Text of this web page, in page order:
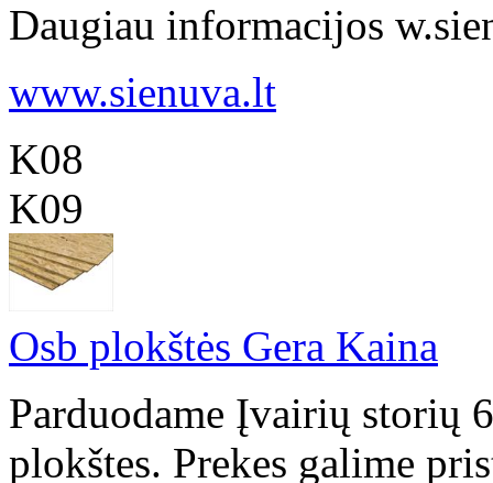
Daugiau informacijos
www.sienuva.lt
K08
K09
Osb plokštės Gera Kaina
Parduodame Įvairių storių
plokštes. Prekes galime